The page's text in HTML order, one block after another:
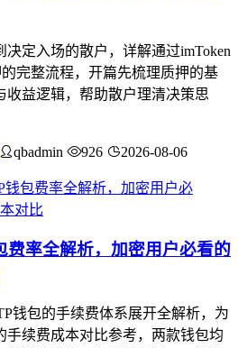
定入场的散户，详解通过imToken
完整流程，开篇先梳理质押的基
收益逻辑，帮助散户理清决策思
qbadmin 926 2026-08-06
率全解析，加密用户必看的
钱包的手续费体系展开全解析，为
手续费成本对比参考，两款钱包均